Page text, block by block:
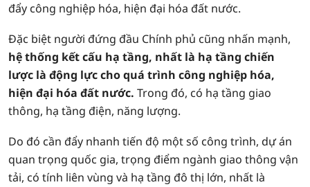
đẩy công nghiệp hóa, hiện đại hóa đất nước.
Đặc biệt người đứng đầu Chính phủ cũng nhấn mạnh,
hệ thống kết cấu hạ tầng, nhất là hạ tầng chiến
lược là động lực cho quá trình công nghiệp hóa,
hiện đại hóa đất nước. Trong đó, có hạ tầng giao
thông, hạ tầng điện, năng lượng.
Do đó cần đẩy nhanh tiến độ một số công trình, dự án
quan trọng quốc gia, trọng điểm ngành giao thông vận
tải, có tính liên vùng và hạ tầng đô thị lớn, nhất là